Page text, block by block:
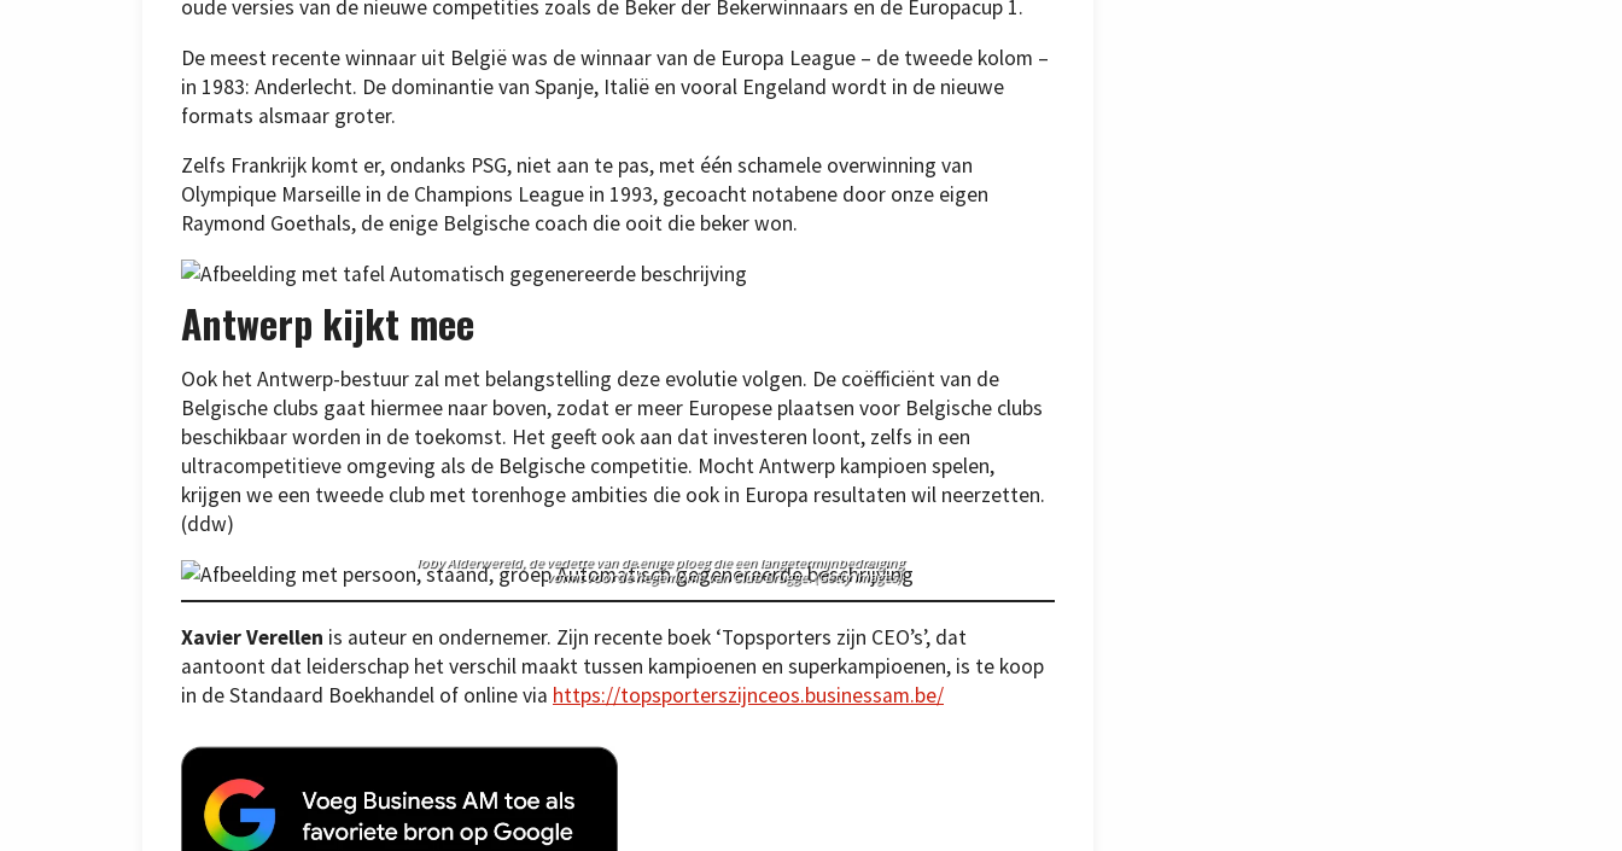
oude versies van de nieuwe competities zoals de Beker der Bekerwinnaars en de Europacup 1.
De meest recente winnaar uit België was de winnaar van de Europa League – de tweede kolom –
in 1983: Anderlecht. De dominantie van Spanje, Italië en vooral Engeland wordt in de nieuwe
formats alsmaar groter.
Zelfs Frankrijk komt er, ondanks PSG, niet aan te pas, met één schamele overwinning van
Olympique Marseille in de Champions League in 1993, gecoacht notabene door onze eigen
Raymond Goethals, de enige Belgische coach die ooit die beker won.
Antwerp kijkt mee
Ook het Antwerp-bestuur zal met belangstelling deze evolutie volgen. De coëfficiënt van de
Belgische clubs gaat hiermee naar boven, zodat er meer Europese plaatsen voor Belgische clubs
beschikbaar worden in de toekomst. Het geeft ook aan dat investeren loont, zelfs in een
ultracompetitieve omgeving als de Belgische competitie. Mocht Antwerp kampioen spelen,
krijgen we een tweede club met torenhoge ambities die ook in Europa resultaten wil neerzetten.
(ddw)
Toby Alderwereld, de vedette van de énige ploeg die een langetermijnbedreiging
vormt voor de hegemonie van Club Brugge. (Getty Images)
Xavier Verellen is auteur en ondernemer. Zijn recente boek ‘Topsporters zijn CEO’s’, dat
aantoont dat leiderschap het verschil maakt tussen kampioenen en superkampioenen, is te koop
in de Standaard Boekhandel of online via https://topsporterszijnceos.businessam.be/